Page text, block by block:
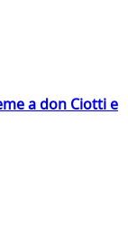
a don Ciotti e